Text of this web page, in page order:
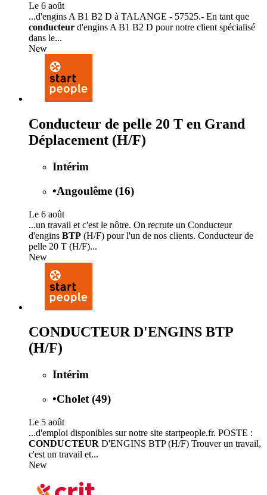
Le 6 août
...d'engins A B1 B2 D à TALANGE - 57525.- En tant que
conducteur d'engins A B1 B2 D pour notre client spécialisé
dans le...
New
Conducteur de pelle 20 T en Grand
Déplacement (H/F)
Intérim
•Angoulême (16)
Le 6 août
...un travail et c'est le nôtre. On recrute un Conducteur
d'engins BTP (H/F) pour l'un de nos clients. Conducteur de
pelle 20 T (H/F)...
New
CONDUCTEUR D'ENGINS BTP
(H/F)
Intérim
•Cholet (49)
Le 5 août
...d'emploi disponibles sur notre site startpeople.fr. POSTE :
CONDUCTEUR D'ENGINS BTP (H/F) Trouver un travail,
c'est un travail et...
New